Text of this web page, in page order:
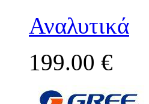
Αναλυτικά
199.00 €